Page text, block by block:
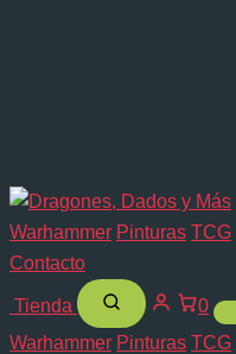
Warhammer Pinturas TCG
Contacto
Tienda
0
Warhammer Pinturas TCG